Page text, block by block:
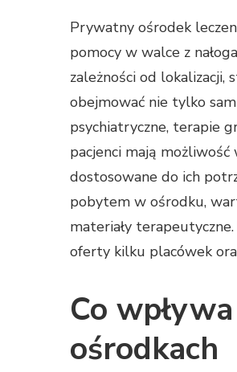
Prywatny ośrodek
pomocy w walce z
zależności od lokalizacji,
obejmować nie tylko
psychiatryczne, terapie
pacjenci mają
dostosowane do ich
pobytem w ośrodku,
materiały
oferty kilku placówek
Co
ośrodkach